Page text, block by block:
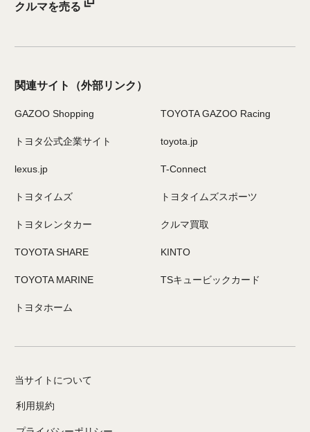
クルマを売る
関連サイト （外部リンク）
GAZOO Shopping TOYOTA GAZOO Racing
トヨタ公式企業サイト toyota.jp
lexus.jp T-Connect
トヨタイムズ トヨタイムズスポーツ
トヨタレンタカー クルマ買取
TOYOTA SHARE KINTO
TOYOTA MARINE TSキュービックカード
トヨタホーム
当サイトについて
利用規約